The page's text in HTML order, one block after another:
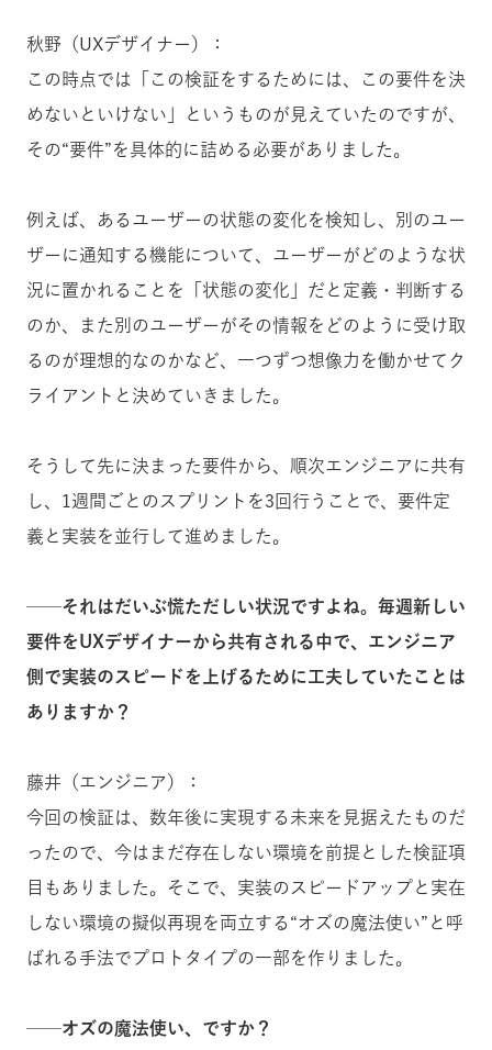
秋野（UXデザイナー）：
この時点では「この検証をするためには、この要件を決
めないといけない」というものが見えていたのですが、
その“要件”を具体的に詰める必要がありました。
例えば、あるユーザーの状態の変化を検知し、別のユー
ザーに通知する機能について、ユーザーがどのような状
況に置かれることを「状態の変化」だと定義・判断する
のか、また別のユーザーがその情報をどのように受け取
るのが理想的なのかなど、一つずつ想像力を働かせてク
ライアントと決めていきました。
そうして先に決まった要件から、順次エンジニアに共有
し、1週間ごとのスプリントを3回行うことで、要件定
義と実装を並行して進めました。
──それはだいぶ慌ただしい状況ですよね。毎週新しい
要件をUXデザイナーから共有される中で、エンジニア
側で実装のスピードを上げるために工夫していたことは
ありますか？
藤井（エンジニア）：
今回の検証は、数年後に実現する未来を見据えたものだ
ったので、今はまだ存在しない環境を前提とした検証項
目もありました。そこで、実装のスピードアップと実在
しない環境の擬似再現を両立する“オズの魔法使い”と呼
ばれる手法でプロトタイプの一部を作りました。
──オズの魔法使い、ですか？